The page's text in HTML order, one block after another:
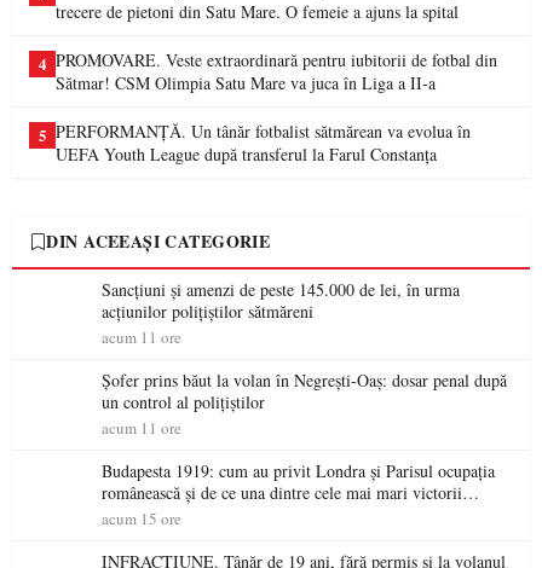
trecere de pietoni din Satu Mare. O femeie a ajuns la spital
4 PROMOVARE. Veste extraordinară pentru iubitorii de fotbal din
Sătmar! CSM Olimpia Satu Mare va juca în Liga a II-a
5 PERFORMANȚĂ. Un tânăr fotbalist sătmărean va evolua în
UEFA Youth League după transferul la Farul Constanța
DIN ACEEAȘI CATEGORIE
Sancțiuni și amenzi de peste 145.000 de lei, în urma
acțiunilor polițiștilor sătmăreni
acum 11 ore
Șofer prins băut la volan în Negrești-Oaș: dosar penal după
un control al polițiștilor
acum 11 ore
Budapesta 1919: cum au privit Londra și Parisul ocupația
românească și de ce una dintre cele mai mari victorii
militare ale României a devenit o controversă diplomatică
acum 15 ore
INFRACȚIUNE. Tânăr de 19 ani, fără permis și la volanul